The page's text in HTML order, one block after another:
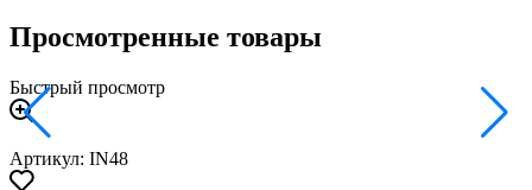
Просмотренные товары
Быстрый просмотр
Артикул: IN48